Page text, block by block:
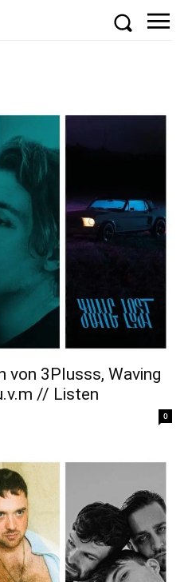
von 3Plusss, Waving
// Listen
0